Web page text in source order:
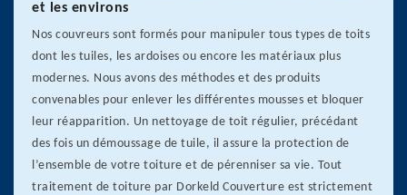
et les environs
Nos couvreurs sont formés pour manipuler tous types de toits
dont les tuiles, les ardoises ou encore les matériaux plus
modernes. Nous avons des méthodes et des produits
convenables pour enlever les différentes mousses et bloquer
leur réapparition. Un nettoyage de toit régulier, précédant
des fois un démoussage de tuile, il assure la protection de
l’ensemble de votre toiture et de pérenniser sa vie. Tout
traitement de toiture par Dorkeld Couverture est strictement